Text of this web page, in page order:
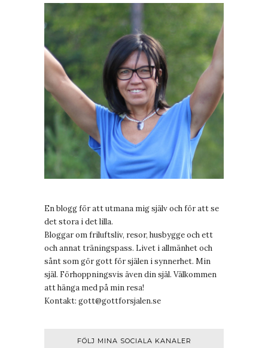
En blogg för att utmana mig själv och för att se
det stora i det lilla.
Bloggar om friluftsliv, resor, husbygge och ett
och annat träningspass. Livet i allmänhet och
sånt som gör gott för själen i synnerhet. Min
själ. Förhoppningsvis även din själ. Välkommen
att hänga med på min resa!
Kontakt: gott@gottforsjalen.se
FÖLJ MINA SOCIALA KANALER